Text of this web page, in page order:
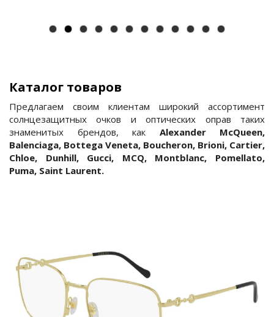
Каталог товаров
Предлагаем своим клиентам широкий ассортимент
солнцезащитных очков и оптических оправ таких
знаменитых брендов, как Alexander McQueen,
Balenciaga, Bottega Veneta, Boucheron, Brioni, Cartier,
Chloe, Dunhill, Gucci, MCQ, Montblanc, Pomellato,
Puma, Saint Laurent.